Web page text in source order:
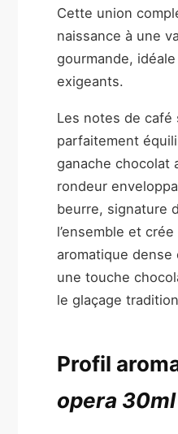
Cette union
naissance à une
gourmande,
exigeants.
Les notes de café
parfaitement
ganache chocolat
rondeur
beurre, signature
l’ensemble et
aromatique
une touche
le glaçage
Profil
opera 30ml